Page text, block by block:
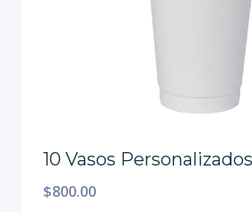
10 Vasos
$800.00